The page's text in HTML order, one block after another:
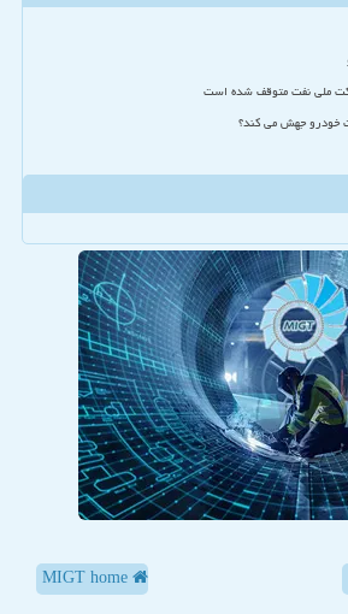
ملی نفت متوقف شده است
خودرو جهش می کند؟